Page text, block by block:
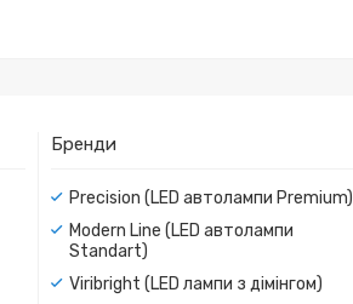
Бренди
Precision (LED автолампи Premium)
Modern Line (LED автолампи
Standart)
Viribright (LED лампи з дімінгом)